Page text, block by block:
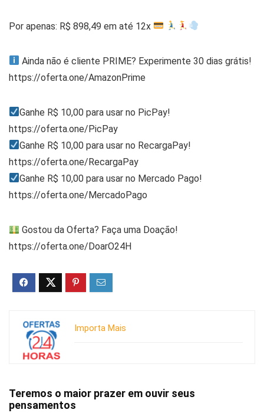
Por apenas: R$ 898,49 em até 12x
Ainda não é cliente PRIME? Experimente 30 dias grátis!
https://oferta.one/AmazonPrime
Ganhe R$ 10,00 para usar no PicPay!
https://oferta.one/PicPay
Ganhe R$ 10,00 para usar no RecargaPay!
https://oferta.one/RecargaPay
Ganhe R$ 10,00 para usar no Mercado Pago!
https://oferta.one/MercadoPago
Gostou da Oferta? Faça uma Doação!
https://oferta.one/DoarO24H
Importa Mais
Teremos o maior prazer em ouvir seus
pensamentos